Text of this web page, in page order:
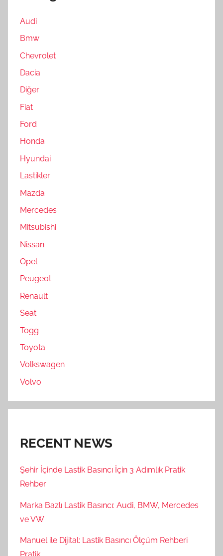
Audi
Bmw
Chevrolet
Dacia
Diğer
Fiat
Ford
Honda
Hyundai
Lastikler
Mazda
Mercedes
Mitsubishi
Nissan
Opel
Peugeot
Renault
Seat
Togg
Toyota
Volkswagen
Volvo
RECENT NEWS
Şehir İçinde Lastik Basıncı İçin 3 Adımlık Pratik
Rehber
Marka Bazlı Lastik Basıncı: Audi, BMW, Mercedes
ve VW
Manuel ile Dijital: Lastik Basıncı Ölçüm Rehberi